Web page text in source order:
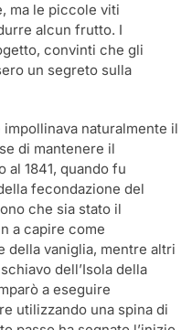
ma le piccole viti
alcun frutto. I
convinti che gli
un segreto sulla
impollinava naturalmente il
di mantenere il
1841, quando fu
fecondazione del
che sia stato il
a capire come
della vaniglia, mentre altri
dell’Isola della
a eseguire
utilizzando una spina di